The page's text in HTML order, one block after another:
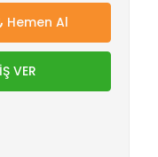
Hemen Al
VER